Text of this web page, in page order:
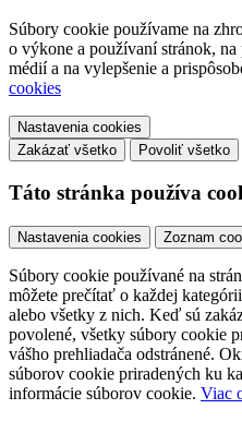
Súbory cookie používame na
o výkone a používaní stránok,
médií a na vylepšenie a
cookies
Nastavenia cookies
Zakázať všetko
Povoliť všetko
Táto stránka používa
Nastavenia cookies Zoznam
Súbory cookie používané na
môžete prečítať o každej
alebo všetky z nich. Keď sú
povolené, všetky súbory cookie
vášho prehliadača odstránené.
súborov cookie priradených ku
informácie súborov cookie. Viac